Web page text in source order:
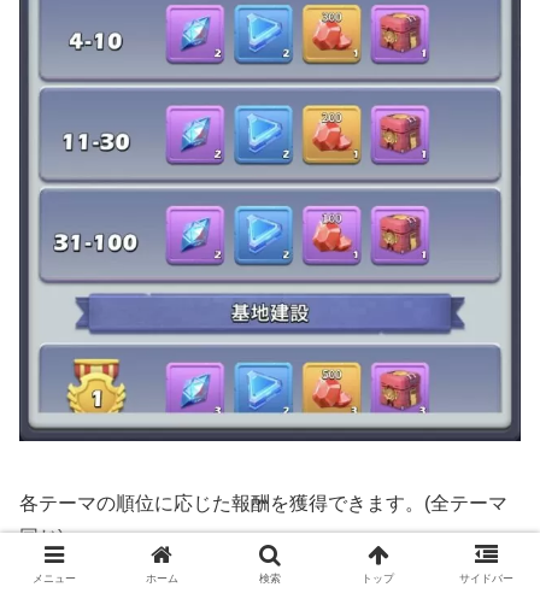
各テーマの順位に応じた報酬を獲得できます。(全テーマ
同じ)
メニュー ホーム 検索 トップ サイドバー